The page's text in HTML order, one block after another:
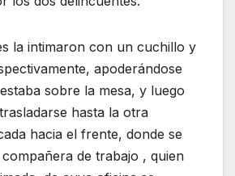
la intimaron con un cuchillo y
apoderándose
sobre la mesa, y luego
hasta la otra
hacia el frente, donde se
de trabajo , quien